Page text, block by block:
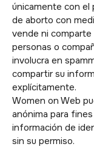
únicamente con el
de aborto con
vende ni
personas o
involucra en
compartir su
explícitamente.
Women on Web
anónima para
información de
sin su permiso.